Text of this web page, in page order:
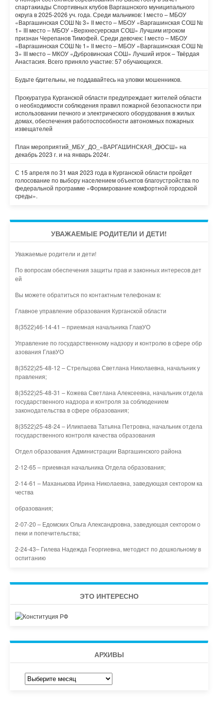
спартакиады Спортивных клубов Варгашнского муниципального
округа в 2025-2026 уч. года. Среди мальчиков: I место – МБОУ
«Варгашинская СОШ № 3» II место – МБОУ «Варгашинская СОШ №
1» III место – МБОУ «Верхнесуерская СОШ» Лучшим игроком
признан Черепанов Тимофей. Среди девочек: I место – МБОУ
«Варгашинская СОШ № 1» II место – МБОУ «Варгашинская СОШ №
3» III место – МКОУ «Дубровинская СОШ» Лучший игрок – Твёрдая
Анастасия. Всего приняло участие: 57 обучающихся.
Будьте бдительны, не поддавайтесь на уловки мошенников.
Прокуратура Курганской области предупреждает жителей области
о необходимости соблюдения правил пожарной безопасности при
использовании печного и электрического оборудования в жилых
домах, обеспечения работоспособности автономных пожарных
извещателей
План мероприятий_МБУ_ДО_«ВАРГАШИНСКАЯ_ДЮСШ» на
декабрь 2023 г. и на январь 2024г.
С 15 апреля по 31 мая 2023 года в Курганской области пройдет
голосование по выбору населением объектов благоустройства по
федеральной программе «Формирование комфортной городской
среды».
УВАЖАЕМЫЕ РОДИТЕЛИ И ДЕТИ!
Уважаемые родители и дети!
По вопросам обеспечения защиты прав и законных интересов дет
ей
Вы можете обратиться по контактным телефонам в:
Главное управление образования Курганской области
8(3522)46-14-41 – приемная начальника ГлавУО
Управление по государственному надзору и контролю в сфере обр
азования ГлавУО
8(3522)25-48-12 – Стрельцова Светлана Николаевна, начальник у
правления;
8(3522)25-48-31 – Кожева Светлана Алексеевна, начальник отдела
государственного надзора и контроля за соблюдением
законодательства в сфере образования;
8(3522)25-48-24 – Иликпаева Татьяна Петровна, начальник отдела
государственного контроля качества образования
Отдел образования Администрации Варгашинского района
2-12-65 – приемная начальника Отдела образования;
2-14-61 – Маханькова Ирина Николаевна, заведующая сектором ка
чества
образования;
2-07-20 – Едомских Ольга Александровна, заведующая сектором о
пеки и попечительства;
2-24-43– Гилева Надежда Георгиевна, методист по дошкольному в
оспитанию
ЭТО ИНТЕРЕСНО
АРХИВЫ